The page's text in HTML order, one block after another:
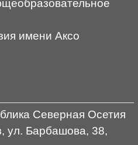
имени Аксо
Северная Осетия
ул. Барбашова, 38,